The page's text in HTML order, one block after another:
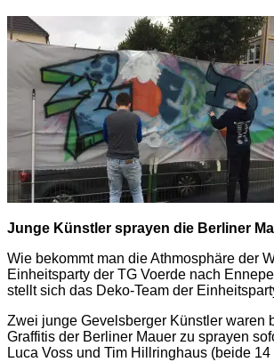
Junge Künstler sprayen die Berliner
Wie bekommt man die Athmosphäre der
Einheitsparty der TG Voerde nach
stellt sich das Deko-Team der
Zwei junge Gevelsberger Künstler waren
Graffitis der Berliner Mauer zu sprayen
Luca Voss und Tim Hillringhaus (beide 14